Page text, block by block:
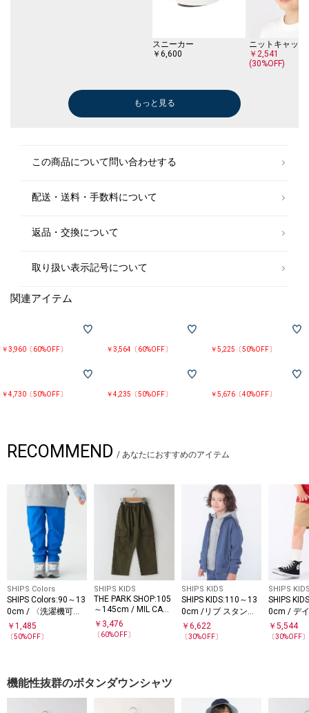
スニーカー
￥6,600
ニットキャップ
￥2,541
(30%OFF)
￥3,960
カーディガン
もっと見る
この商品について問い合わせする
配送・送料・手数料について
返品・交換について
取り扱い表示記号について
関連アイテム
￥3,960〔60%OFF〕 ￥3,564〔60%OFF〕 ￥5,225〔50%OFF〕
￥4,730〔50%OFF〕 ￥4,235〔50%OFF〕 ￥5,676〔40%OFF〕
RECOMMEND / あなたにおすすめのアイテム
SHIPS Colors
SHIPS Colors:90～13
0cm / 〈洗濯機可
能〉ストレッチ カラ
ー パンツ◇
￥ 1,485
〔50%OFF〕
SHIPS KIDS
THE PARK SHOP:105
～145cm / MIL CARG
O PANTS
￥ 3,476
〔60%OFF〕
SHIPS KIDS
SHIPS KIDS:110～13
0cm /リブ スタンド
トラックジャケット
￥ 6,622
〔30%OFF〕
SHIPS
SHIPS
0cm / デ
ーツ
￥5,544
〔30%OFF〕
機能性抜群のボタンダウンシャツ